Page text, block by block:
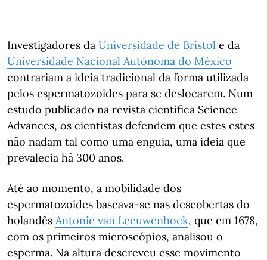
Investigadores da Universidade de Bristol e da
Universidade Nacional Autónoma do México
contrariam a ideia tradicional da forma utilizada
pelos espermatozoides para se deslocarem. Num
estudo publicado na revista científica Science
Advances, os cientistas defendem que estes estes
não nadam tal como uma enguia, uma ideia que
prevalecia há 300 anos.
Até ao momento, a mobilidade dos
espermatozoides baseava-se nas descobertas do
holandês Antonie van Leeuwenhoek, que em 1678,
com os primeiros microscópios, analisou o
esperma. Na altura descreveu esse movimento